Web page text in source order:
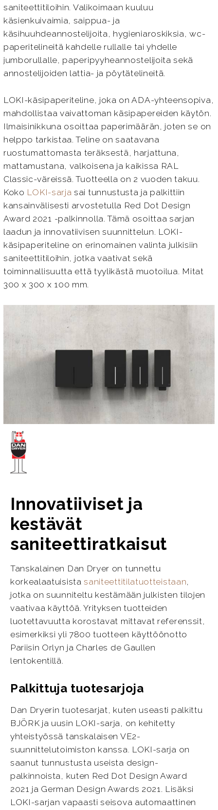
saniteettitiloihin. Valikoimaan kuuluu
käsienkuivaimia, saippua- ja
käsihuuhdeannostelijoita, hygieniaroskiksia, wc-
paperitelineitä kahdelle rullalle tai yhdelle
jumborullalle, paperipyyheannostelijoita sekä
annostelijoiden lattia- ja pöytätelineitä.
LOKI-käsipaperiteline, joka on ADA-yhteensopiva,
mahdollistaa vaivattoman käsipapereiden käytön.
Ilmaisinikkuna osoittaa paperimäärän, joten se on
helppo tarkistaa. Teline on saatavana
ruostumattomasta teräksestä, harjattuna,
mattamustana, valkoisena ja kaikissa RAL
Classic-väreissä. Tuotteella on 2 vuoden takuu.
Koko LOKI-sarja sai tunnustusta ja palkittiin
kansainvälisesti arvostetulla Red Dot Design
Award 2021 -palkinnolla. Tämä osoittaa sarjan
laadun ja innovatiivisen suunnittelun. LOKI-
käsipaperiteline on erinomainen valinta julkisiin
saniteettitiloihin, jotka vaativat sekä
toiminnallisuutta että tyylikästä muotoilua. Mitat
300 x 300 x 100 mm.
Innovatiiviset ja
kestävät
saniteettiratkaisut
Tanskalainen Dan Dryer on tunnettu
korkealaatuisistasaniteettitilatuotteistaan,
jotka on suunniteltu kestämään julkisten tilojen
vaativaa käyttöä. Yrityksen tuotteiden
luotettavuutta korostavat mittavat referenssit,
esimerkiksi yli 7800 tuotteen käyttöönotto
Pariisin Orlyn ja Charles de Gaullen
lentokentillä.
Palkittuja tuotesarjoja
Dan Dryerin tuotesarjat, kuten useasti palkittu
BJÖRK ja uusin LOKI-sarja, on kehitetty
yhteistyössä tanskalaisen VE2-
suunnittelutoimiston kanssa. LOKI-sarja on
saanut tunnustusta useista design-
palkinnoista, kuten Red Dot Design Award
2021 ja German Design Awards 2021. Lisäksi
LOKI-sarjan vapaasti seisova automaattinen